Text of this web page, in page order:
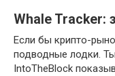
Whale Tracker:
Если бы крипто-
подводные лодки.
IntoTheBlock